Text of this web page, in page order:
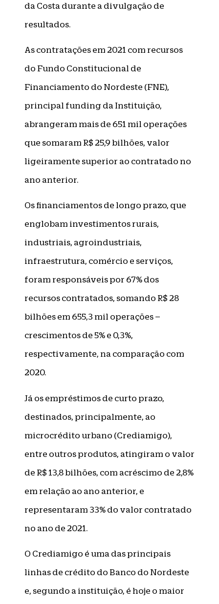
da Costa durante a divulgação de
resultados.
As contratações em 2021 com recursos
do Fundo Constitucional de
Financiamento do Nordeste (FNE),
principal funding da Instituição,
abrangeram mais de 651 mil operações
que somaram R$ 25,9 bilhões, valor
ligeiramente superior ao contratado no
ano anterior.
Os financiamentos de longo prazo, que
englobam investimentos rurais,
industriais, agroindustriais,
infraestrutura, comércio e serviços,
foram responsáveis por 67% dos
recursos contratados, somando R$ 28
bilhões em 655,3 mil operações –
crescimentos de 5% e 0,3%,
respectivamente, na comparação com
2020.
Já os empréstimos de curto prazo,
destinados, principalmente, ao
microcrédito urbano (Crediamigo),
entre outros produtos, atingiram o valor
de R$ 13,8 bilhões, com acréscimo de 2,8%
em relação ao ano anterior, e
representaram 33% do valor contratado
no ano de 2021.
O Crediamigo é uma das principais
linhas de crédito do Banco do Nordeste
e, segundo a instituição, é hoje o maior